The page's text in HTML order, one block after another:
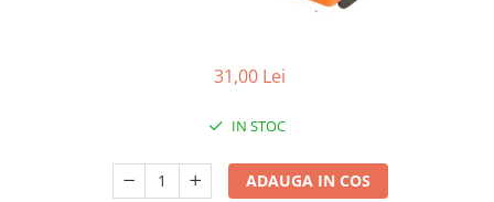
Burghie pentru beton cu prindere
Burghie pentru beton SDS+
Burghie pentru metal cu cobalt
31,00 Lei
IN STOC
ADAUGA IN COS